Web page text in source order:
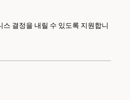
결정을 내릴 수 있도록 지원합니